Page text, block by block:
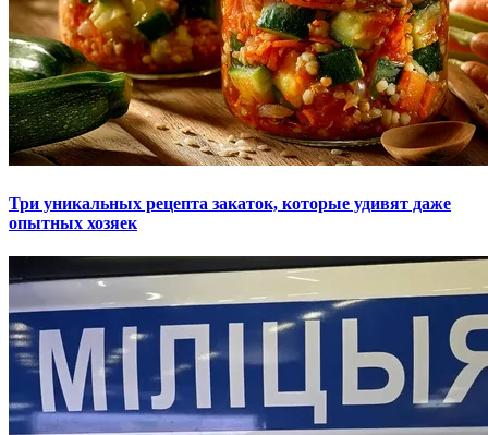
Три уникальных рецепта закаток, которые удивят даже
опытных хозяек